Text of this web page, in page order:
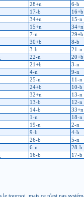
28+n 6-b
17-b 16+b
34+n 15-n
15+n 34+n
7-n 29+b
30+b 8-b
3-b 21-n
22-n 20+b
21+b 3-n
4-n 9-n
25-n 11-n
24+b 10-b
32+n 13-n
13-b 12-n
14-b 33+n
1-n 18-n
19-n 2-n
9-b 4-b
26-b 5-n
6-n 28-b
16-b 17-b
tournoi, mais ce n'est pas